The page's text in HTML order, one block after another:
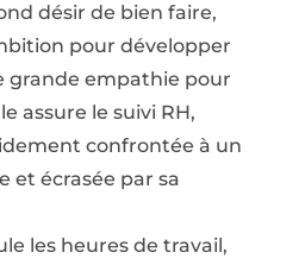
désir de bien faire,
pour développer
grande empathie pour
assure le suivi RH,
confrontée à un
et écrasée par sa
les heures de travail,